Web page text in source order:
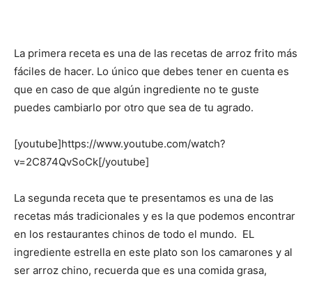
La primera receta es una de las recetas de arroz frito más
fáciles de hacer. Lo único que debes tener en cuenta es
que en caso de que algún ingrediente no te guste
puedes cambiarlo por otro que sea de tu agrado.
[youtube]https://www.youtube.com/watch?
v=2C874QvSoCk[/youtube]
La segunda receta que te presentamos es una de las
recetas más tradicionales y es la que podemos encontrar
en los restaurantes chinos de todo el mundo. EL
ingrediente estrella en este plato son los camarones y al
ser arroz chino, recuerda que es una comida grasa,